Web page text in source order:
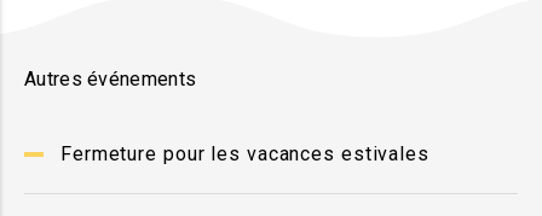
Autres événements
Fermeture pour les vacances estivales